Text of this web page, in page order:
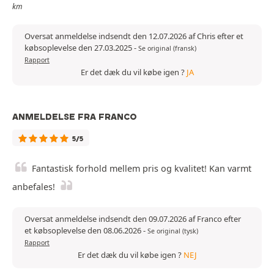
km
Oversat anmeldelse indsendt den 12.07.2026 af Chris efter et
købsoplevelse den 27.03.2025- Se original (fransk)
Rapport
Er det dæk du vil købe igen ? JA
ANMELDELSE FRA FRANCO
5/5
Fantastisk forhold mellem pris og kvalitet! Kan varmt
anbefales!
Oversat anmeldelse indsendt den 09.07.2026 af Franco efter
et købsoplevelse den 08.06.2026- Se original (tysk)
Rapport
Er det dæk du vil købe igen ? NEJ